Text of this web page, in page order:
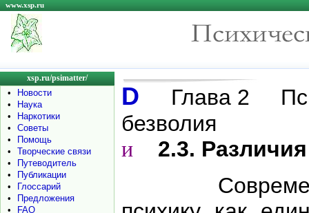
www.xsp.ru
xsp.ru/psimatter/
•
Новости
•
Наука
•
Наркотики
•
Советы
•
Помощь
•
Творческие связи
•
Путеводитель
•
Публикации
•
Глоссарий
•
Предложения
•
FAQ
D
Глава 2
безволия
и 2.3.